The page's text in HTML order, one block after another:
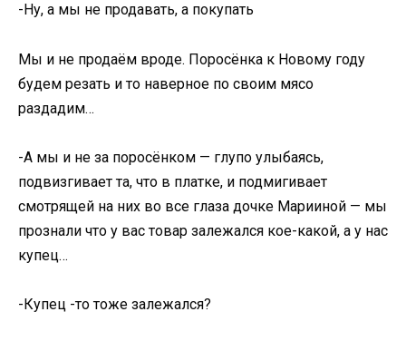
-Ну, а мы не продавать, а покупать
Мы и не продаём вроде. Поросёнка к Новому году
будем резать и то наверное по своим мясо
раздадим…
-А мы и не за поросёнком — глупо улыбаясь,
подвизгивает та, что в платке, и подмигивает
смотрящей на них во все глаза дочке Марииной — мы
прознали что у вас товар залежался кое-какой, а у нас
купец…
-Купец -то тоже залежался?